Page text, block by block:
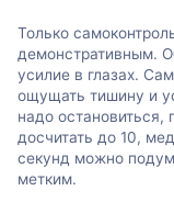
Только
демонстративным.
усилие в глазах.
ощущать тишину и
надо остановиться,
досчитать до 10,
секунд можно
метким.